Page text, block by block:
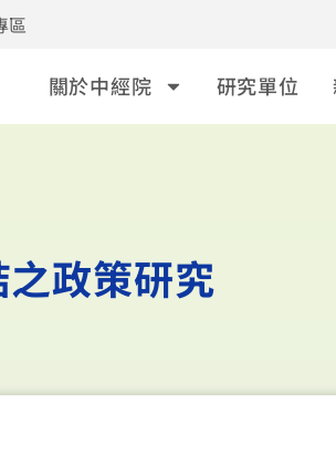
區
關於中經院 研究單位
政策研究